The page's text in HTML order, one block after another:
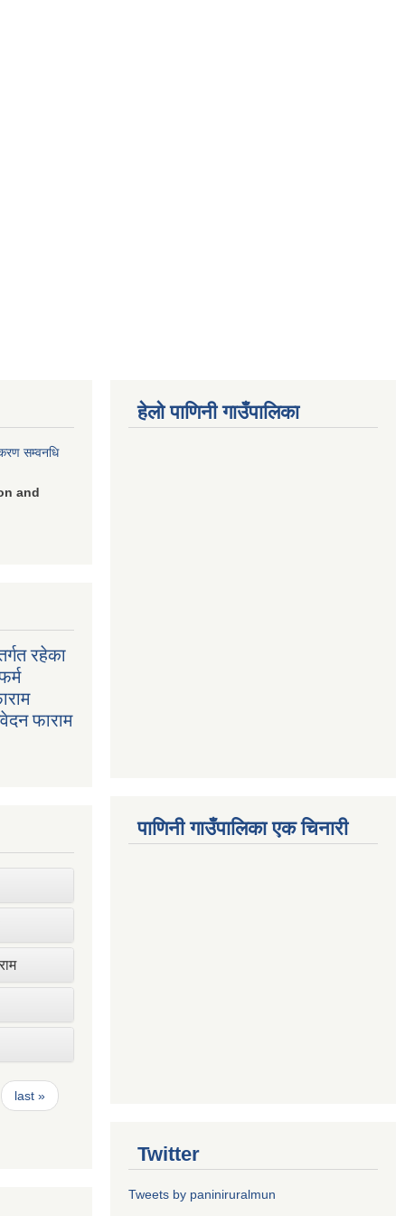
सम्वनधि
and
रहेका
फाराम
last »
हेलो पाणिनी गाउँपालिका
पाणिनी गाउँपालिका एक चिनारी
Twitter
Tweets by paniniruralmun